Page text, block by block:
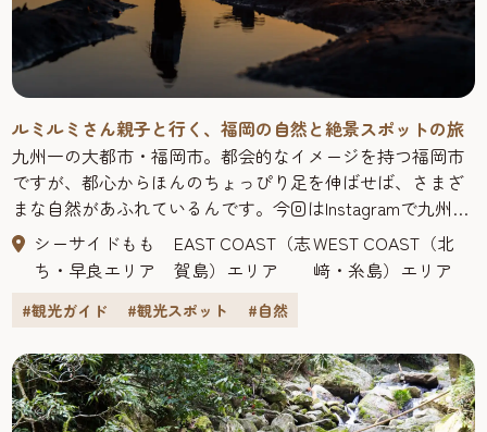
ルミルミさん親子と行く、福岡の自然と絶景スポットの旅
九州一の大都市・福岡市。都会的なイメージを持つ福岡市
ですが、都心からほんのちょっぴり足を伸ばせば、さまざ
まな自然があふれているんです。今回はInstagramで九州の
おでかけ情報を発信しているルミルミさん親子と一緒に、
福岡市内にある自然と絶景スポットを巡ってきましたよ。
>>ルミルミさんの旅行記はこちら ルミルミ年間50泊する30
代ママ。「30秒で決まる!!週末のおでかけ」をコンセプト
おでかけ情報をInstagramで発信中。フォロワー数は11.8万
人を超える。（インスタ：@rumirumidayo）
シーサイドもも
ち・早良エリア
EAST COAST（志
賀島）エリア
WEST COAST（北
﨑・糸島）エリア
#観光ガイド #観光スポット #自然